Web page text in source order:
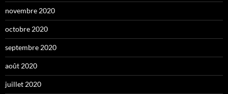
novembre 2020
octobre 2020
septembre 2020
août 2020
juillet 2020